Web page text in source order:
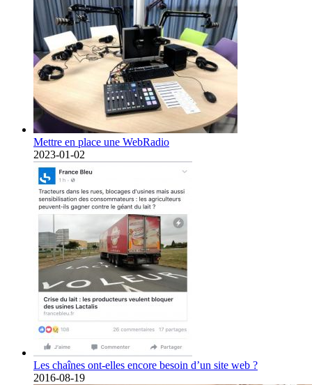
Mettre en place une WebRadio
2023-01-02
Les chaînes ont-elles encore besoin d’un site web ?
2016-08-19